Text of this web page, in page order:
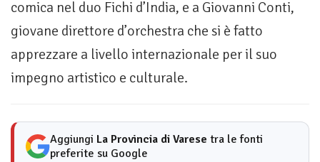
comica nel duo Fichi d’India, e a Giovanni Conti,
giovane direttore d’orchestra che si è fatto
apprezzare a livello internazionale per il suo
impegno artistico e culturale.
Aggiungi La Provincia di Varese tra le fonti
preferite su Google